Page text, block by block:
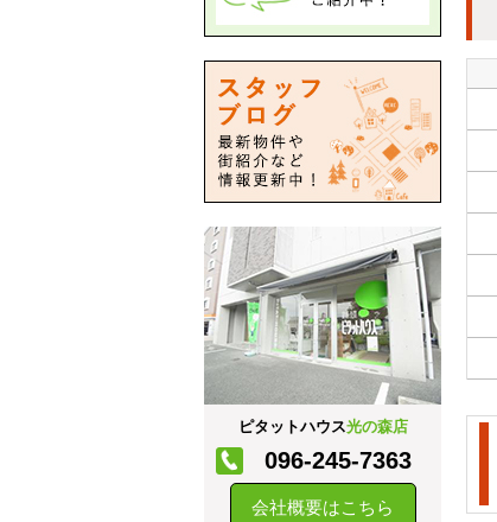
ピタットハウス光の森店
096-245-7363
会社概要はこちら